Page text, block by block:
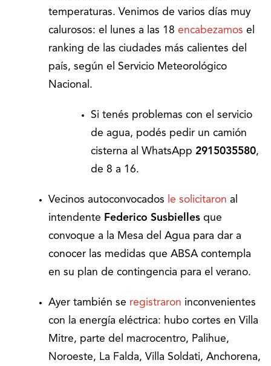
temperaturas. Venimos de varios días muy
calurosos: el lunes a las 18 encabezamos el
ranking de las ciudades más calientes del
país, según el Servicio Meteorológico
Nacional.
Si tenés problemas con el servicio
de agua, podés pedir un camión
cisterna al WhatsApp 2915035580,
de 8 a 16.
Vecinos autoconvocados le solicitaron al
intendente Federico Susbielles que
convoque a la Mesa del Agua para dar a
conocer las medidas que ABSA contempla
en su plan de contingencia para el verano.
Ayer también se registraron inconvenientes
con la energía eléctrica: hubo cortes en Villa
Mitre, parte del macrocentro, Palihue,
Noroeste, La Falda, Villa Soldati, Anchorena,